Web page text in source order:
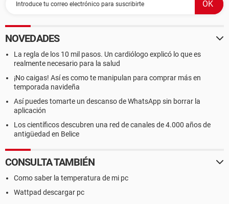
NOVEDADES
La regla de los 10 mil pasos. Un cardiólogo explicó lo que es
realmente necesario para la salud
¡No caigas! Así es como te manipulan para comprar más en
temporada navideña
Así puedes tomarte un descanso de WhatsApp sin borrar la
aplicación
Los científicos descubren una red de canales de 4.000 años de
antigüedad en Belice
CONSULTA TAMBIÉN
Como saber la temperatura de mi pc
Wattpad descargar pc